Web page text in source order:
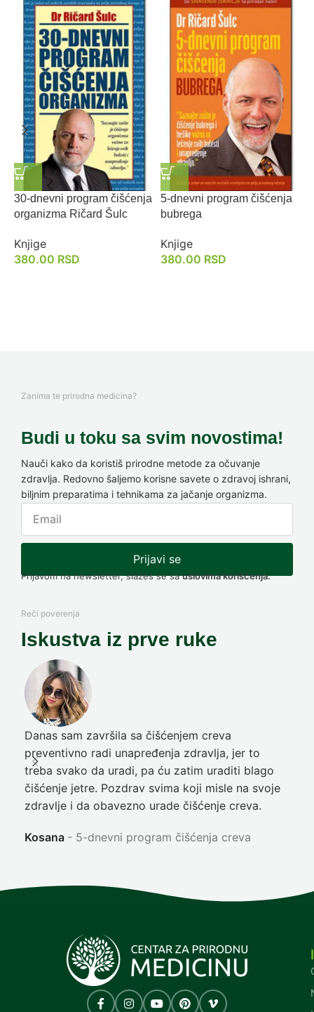
30-dnevni program čišćenja
organizma Ričard Šulc
Knjige
380.00 RSD
5-dnevni program čišćenja
bubrega
Knjige
380.00 RSD
Zanima te prirodna medicina?
Budi u toku sa svim novostima!
Nauči kako da koristiš prirodne metode za očuvanje
zdravlja. Redovno šaljemo korisne savete o zdravoj ishrani,
biljnim preparatima i tehnikama za jačanje organizma.
Prijavi se
Prijavom na newsletter, slažeš se sauslovima korišćenja.
Reči poverenja
Iskustva iz prve ruke
Danas sam završila sa čišćenjem creva
preventivno radi unapređenja zdravlja, jer to
treba svako da uradi, pa ću zatim uraditi blago
čišćenje jetre. Pozdrav svima koji misle na svoje
zdravlje i da obavezno urade čišćenje creva.
Kosana 5-dnevni program čišćenja creva